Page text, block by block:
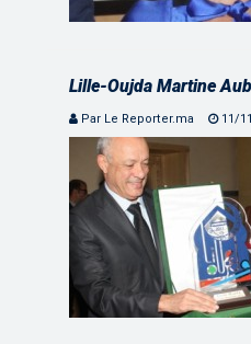
Lille-Oujda Martine
Par Le Reporter.ma 11/